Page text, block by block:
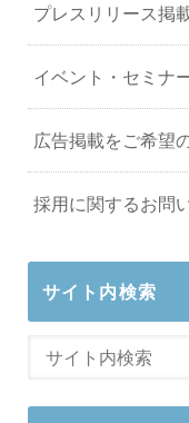
プレスリリース掲
イベント・セミナ
広告掲載をご希望
採用に関するお問
サイト内検索